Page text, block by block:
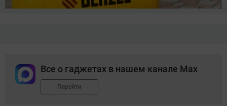
Все о гаджетах в нашем канале Max
Перейти